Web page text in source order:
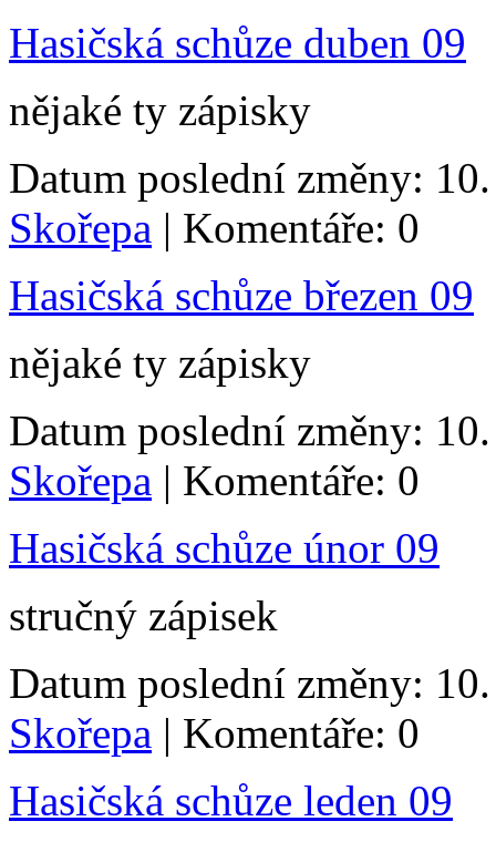
Hasičská schůze duben 09
nějaké ty zápisky
Datum poslední změny:
Skořepa | Komentáře: 0
Hasičská schůze březen 09
nějaké ty zápisky
Datum poslední změny:
Skořepa | Komentáře: 0
Hasičská schůze únor 09
stručný zápisek
Datum poslední změny:
Skořepa | Komentáře: 0
Hasičská schůze leden 09